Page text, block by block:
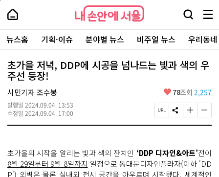
본
로
가
내
손
안
에
서
울
-
서
울
시
대
표
소
통
포
내
손
에
울
검
창
열
기
메
뉴
전
체
보
기
주
요
서
뉴스홈 기획·이슈 분야별 뉴스 비주얼 뉴스 우리동
초가을 저녁, DDP에 시공을 넘나드는 빛과 색의 우
주선 등장!
시민기자 조수봉
발행일 2024.09.04. 13:53
수정일 2024.09.04. 17:00
좋
요
78조회 2,257
페
이
L
복
사
S
N
하
기
글
자
크
게
변
경
글
자
작
게
변
경
초가을의 시작을 알리는 빛과 색의 잔치인 ‘DDP 디자인&아트’전이
8월 29일부터 9월 8일까지 일정으로 동대문디자인플라자(이하 'DD
P') 외벽은 물론 실내외 전시 공간을 아우르며 시작됐다. 세계적인
페
상
단
로